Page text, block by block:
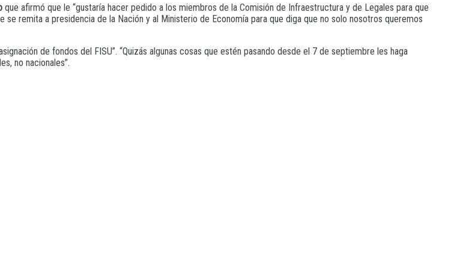
que afirmó que le “gustaría hacer pedido a los miembros de la Comisión de Infraestructura y de Legales para que
remita a presidencia de la Nación y al Ministerio de Economía para que diga que no solo nosotros queremos
de fondos del FISU”. “Quizás algunas cosas que estén pasando desde el 7 de septiembre les haga
no nacionales”.